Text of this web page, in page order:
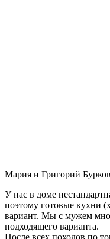
Мария и Григорий
У нас в доме
поэтому готовые кухни
вариант. Мы с мужем
подходящего варианта.
После всех походов по